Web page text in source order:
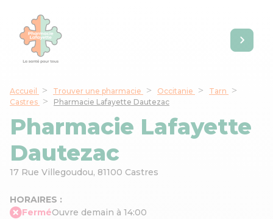
Accueil Trouver une pharmacie Occitanie
Tarn
Castres
Pharmacie Lafayette Dautezac
Pharmacie Lafayette
Dautezac
17 Rue Villegoudou, 81100 Castres
HORAIRES :
FerméOuvre demain à 14:00